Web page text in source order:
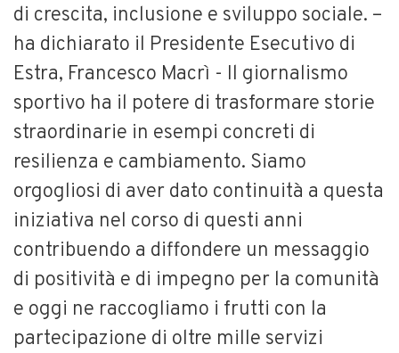
di crescita, inclusione e sviluppo sociale. –
ha dichiarato il Presidente Esecutivo di
Estra, Francesco Macrì - Il giornalismo
sportivo ha il potere di trasformare storie
straordinarie in esempi concreti di
resilienza e cambiamento. Siamo
orgogliosi di aver dato continuità a questa
iniziativa nel corso di questi anni
contribuendo a diffondere un messaggio
di positività e di impegno per la comunità
e oggi ne raccogliamo i frutti con la
partecipazione di oltre mille servizi